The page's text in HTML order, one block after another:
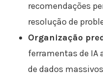
recomendações
resolução de
Organização
ferramentas de
de dados